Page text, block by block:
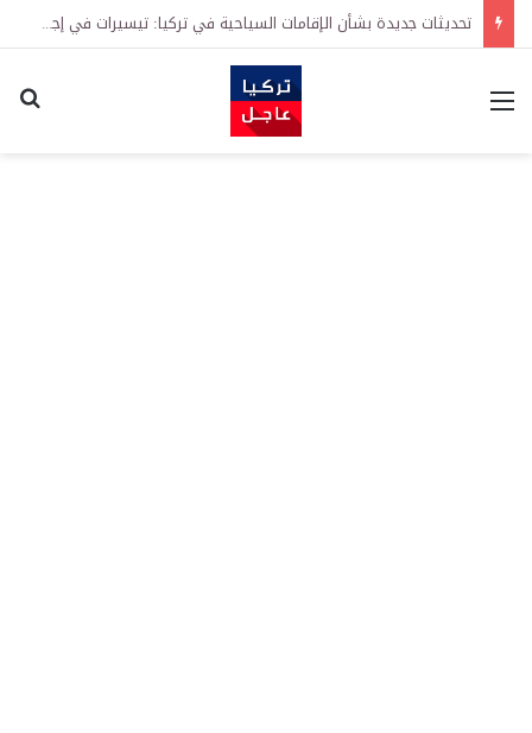
تحديثات جديدة بشأن الإقامات السياحية في تركيا: تيسيرات في إجراءات التجديد واشتراطات معززة على الطلبات الأولى
القائمة